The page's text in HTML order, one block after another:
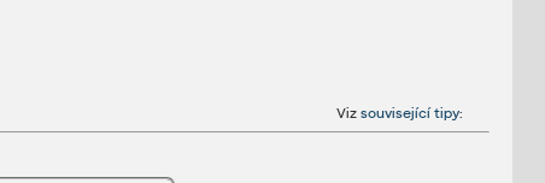
Vizsouvisející tipy: